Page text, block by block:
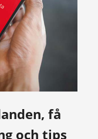
få
och tips